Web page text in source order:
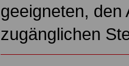
geeigneten, den
zugänglichen